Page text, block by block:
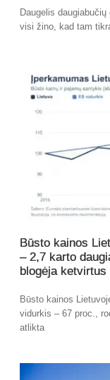
Daugelis
visi žino, kad tam
Būsto kainos
– 2,7 karto
blogėja
Būsto kainos
vidurkis – 67 proc.,
atlikta